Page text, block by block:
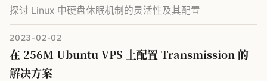
探讨 Linux 中硬盘休眠机制的灵活性及其配置
2023-02-02
在 256M Ubuntu VPS 上配置 Transmission 的
解决方案